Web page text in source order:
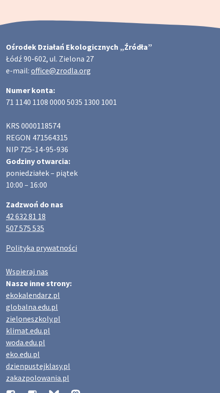
Ośrodek Działań Ekologicznych „Źródła”
Łódź 90-602, ul. Zielona 27
e-mail: office@zrodla.org
Numer konta:
71 1140 1108 0000 5035 1300 1001
KRS 0000118574
REGON 471564315
NIP 725-14-95-936
Godziny otwarcia:
poniedziałek – piątek
10:00 – 16:00
Zadzwoń do nas
42 632 81 18
507 575 535
Polityka prywatności
Wspieraj nas
Nasze inne strony:
ekokalendarz.pl
globalna.edu.pl
zieloneszkoly.pl
klimat.edu.pl
woda.edu.pl
eko.edu.pl
dzienpustejklasy.pl
zakazpolowania.pl